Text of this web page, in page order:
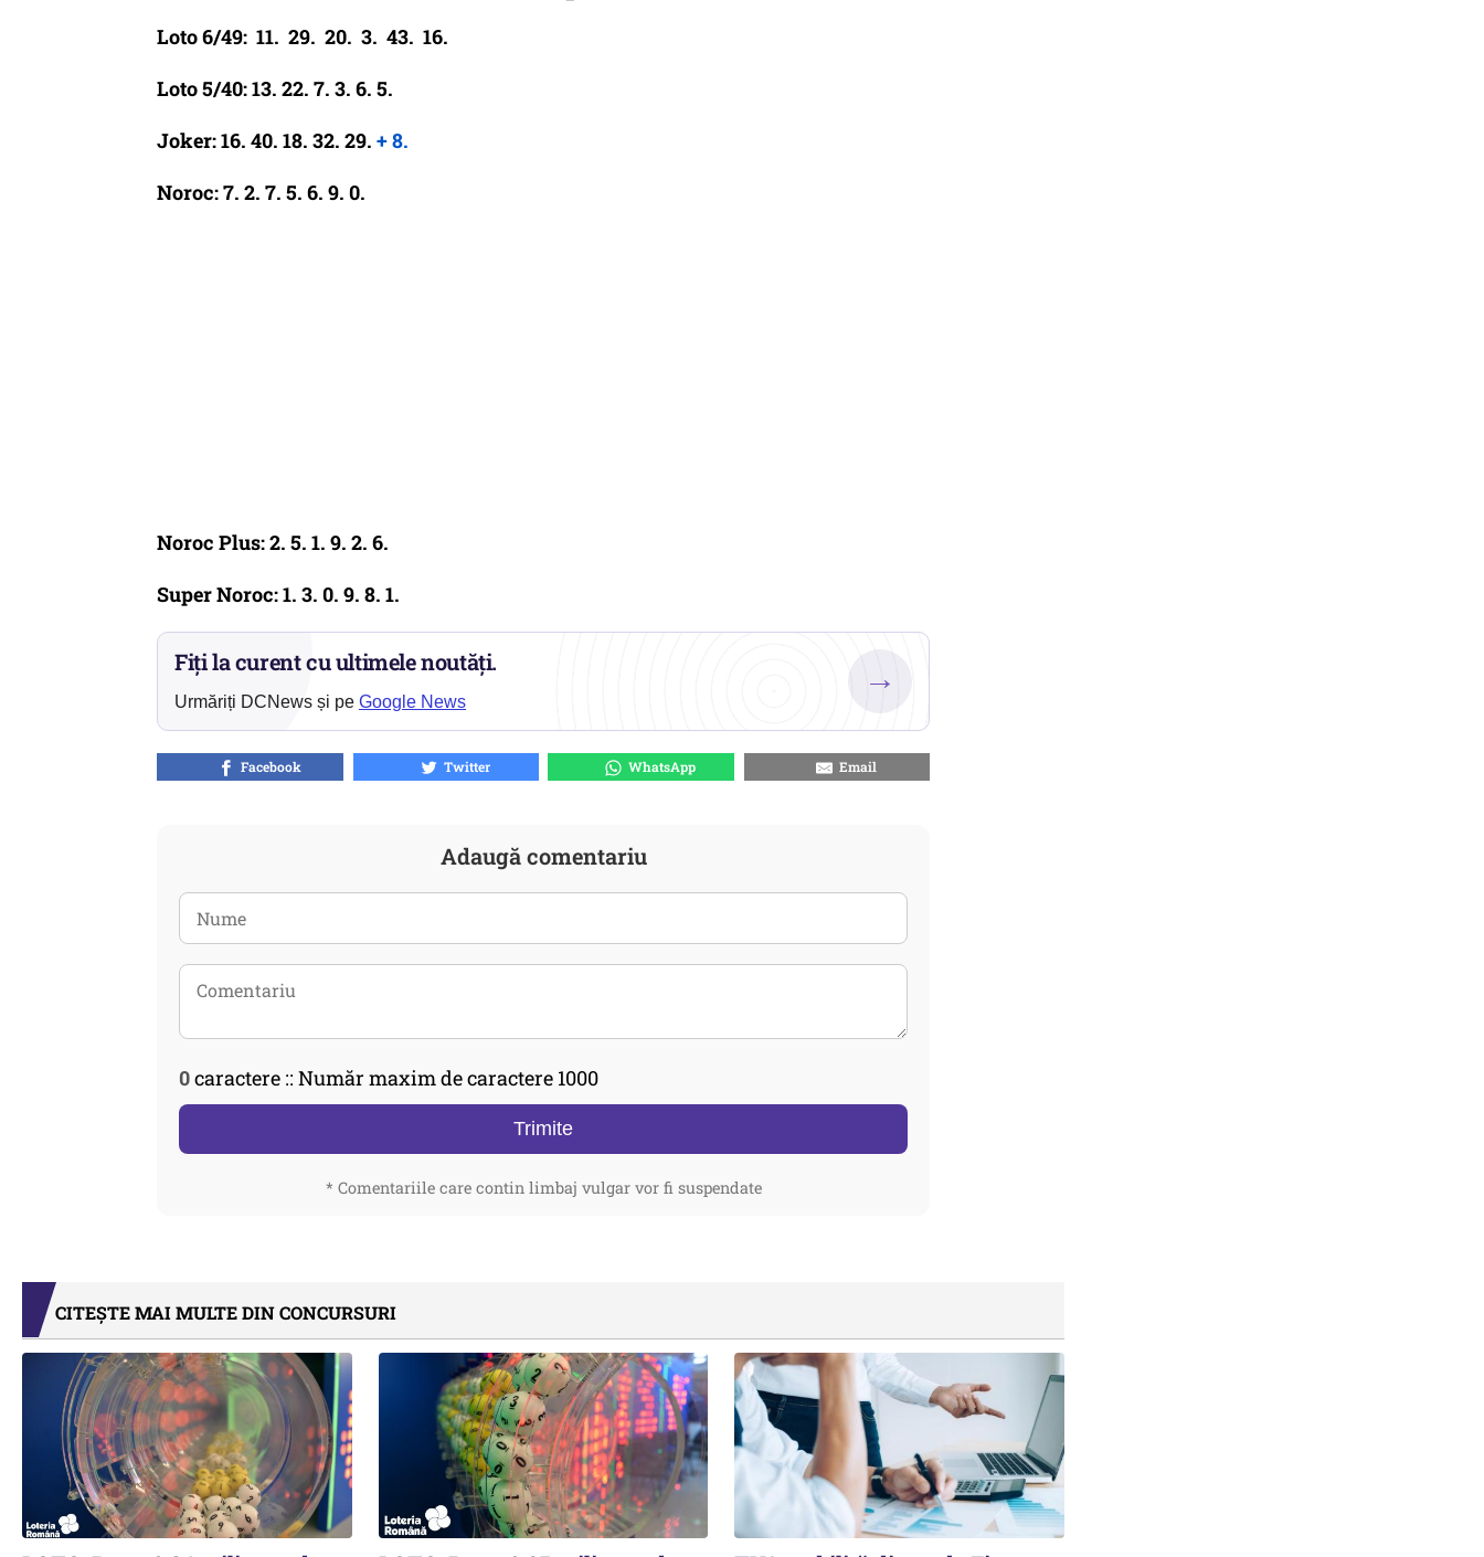
Loto 6/49: 11. 29. 20. 3. 43. 16.
Loto 5/40: 13. 22. 7. 3. 6. 5.
Joker: 16. 40. 18. 32. 29. + 8.
Noroc: 7. 2. 7. 5. 6. 9. 0.
Noroc Plus: 2. 5. 1. 9. 2. 6.
Super Noroc: 1. 3. 0. 9. 8. 1.
Fiți la curent cu ultimele noutăți.
Urmăriți DCNews și pe Google News
→
Facebook Twitter WhatsApp Email
Adaugă comentariu
0caractere :: Număr maxim de caractere 1000
Trimite
* Comentariile care contin limbaj vulgar vor fi suspendate
CITEȘTE MAI MULTE DIN CONCURSURI